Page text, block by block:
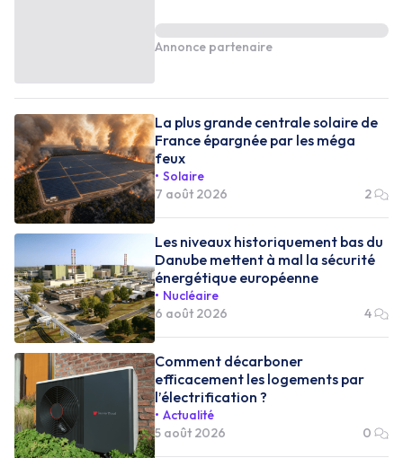
Annonce partenaire
La plus grande centrale solaire de
France épargnée par les méga
feux
Solaire
7 août 2026
2
Les niveaux historiquement bas du
Danube mettent à mal la sécurité
énergétique européenne
Nucléaire
6 août 2026
4
Comment décarboner
efficacement les logements par
l’électrification ?
Actualité
5 août 2026
0